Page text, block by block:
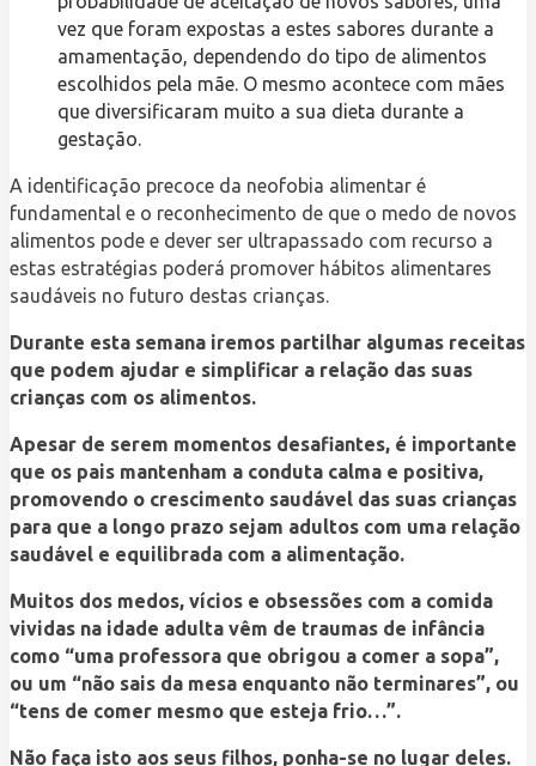
vez que foram expostas a estes sabores durante a
amamentação, dependendo do tipo de alimentos
escolhidos pela mãe. O mesmo acontece com mães
que diversificaram muito a sua dieta durante a
gestação.
A identificação precoce da neofobia alimentar é
fundamental e o reconhecimento de que o medo de novos
alimentos pode e dever ser ultrapassado com recurso a
estas estratégias poderá promover hábitos alimentares
saudáveis no futuro destas crianças.
Durante esta semana iremos partilhar algumas receitas
que podem ajudar e simplificar a relação das suas
crianças com os alimentos.
Apesar de serem momentos desafiantes, é importante
que os pais mantenham a conduta calma e positiva,
promovendo o crescimento saudável das suas crianças
para que a longo prazo sejam adultos com uma relação
saudável e equilibrada com a alimentação.
Muitos dos medos, vícios e obsessões com a comida
vividas na idade adulta vêm de traumas de infância
como “uma professora que obrigou a comer a sopa”,
ou um “não sais da mesa enquanto não terminares”, ou
“tens de comer mesmo que esteja frio…”.
Não faça isto aos seus filhos, ponha-se no lugar deles.